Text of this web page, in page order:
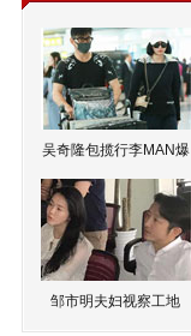
吴奇隆包揽行李MAN爆
邹市明夫妇视察工地